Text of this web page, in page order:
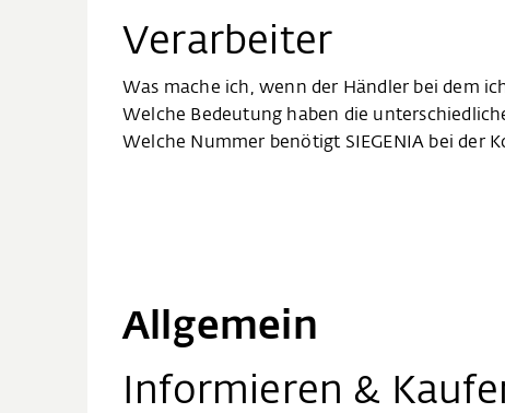
Verarbeiter
Was mache ich, wenn der Händler bei dem
Welche Bedeutung haben die
Welche Nummer benötigt SIEGENIA bei der
Allgemein
Informieren &